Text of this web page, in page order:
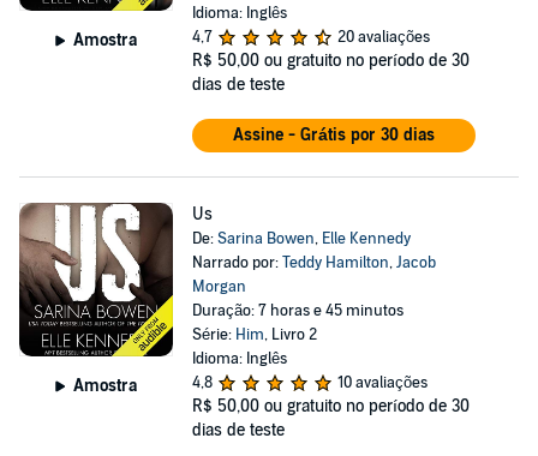
Amostra
Idioma: Inglês
4,7
20 avaliações
R$ 50,00 ou gratuito no período de 30
dias de teste
Assine - Grátis por 30 dias
Amostra
Us
De:Sarina Bowen, Elle Kennedy
Narrado por:Teddy Hamilton,Jacob
Morgan
Duração: 7 horas e 45 minutos
Série: Him, Livro 2
Idioma: Inglês
4,8
10 avaliações
R$ 50,00 ou gratuito no período de 30
dias de teste